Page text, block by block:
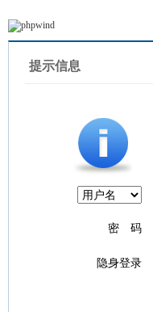
提示信息
密 码
隐身登录